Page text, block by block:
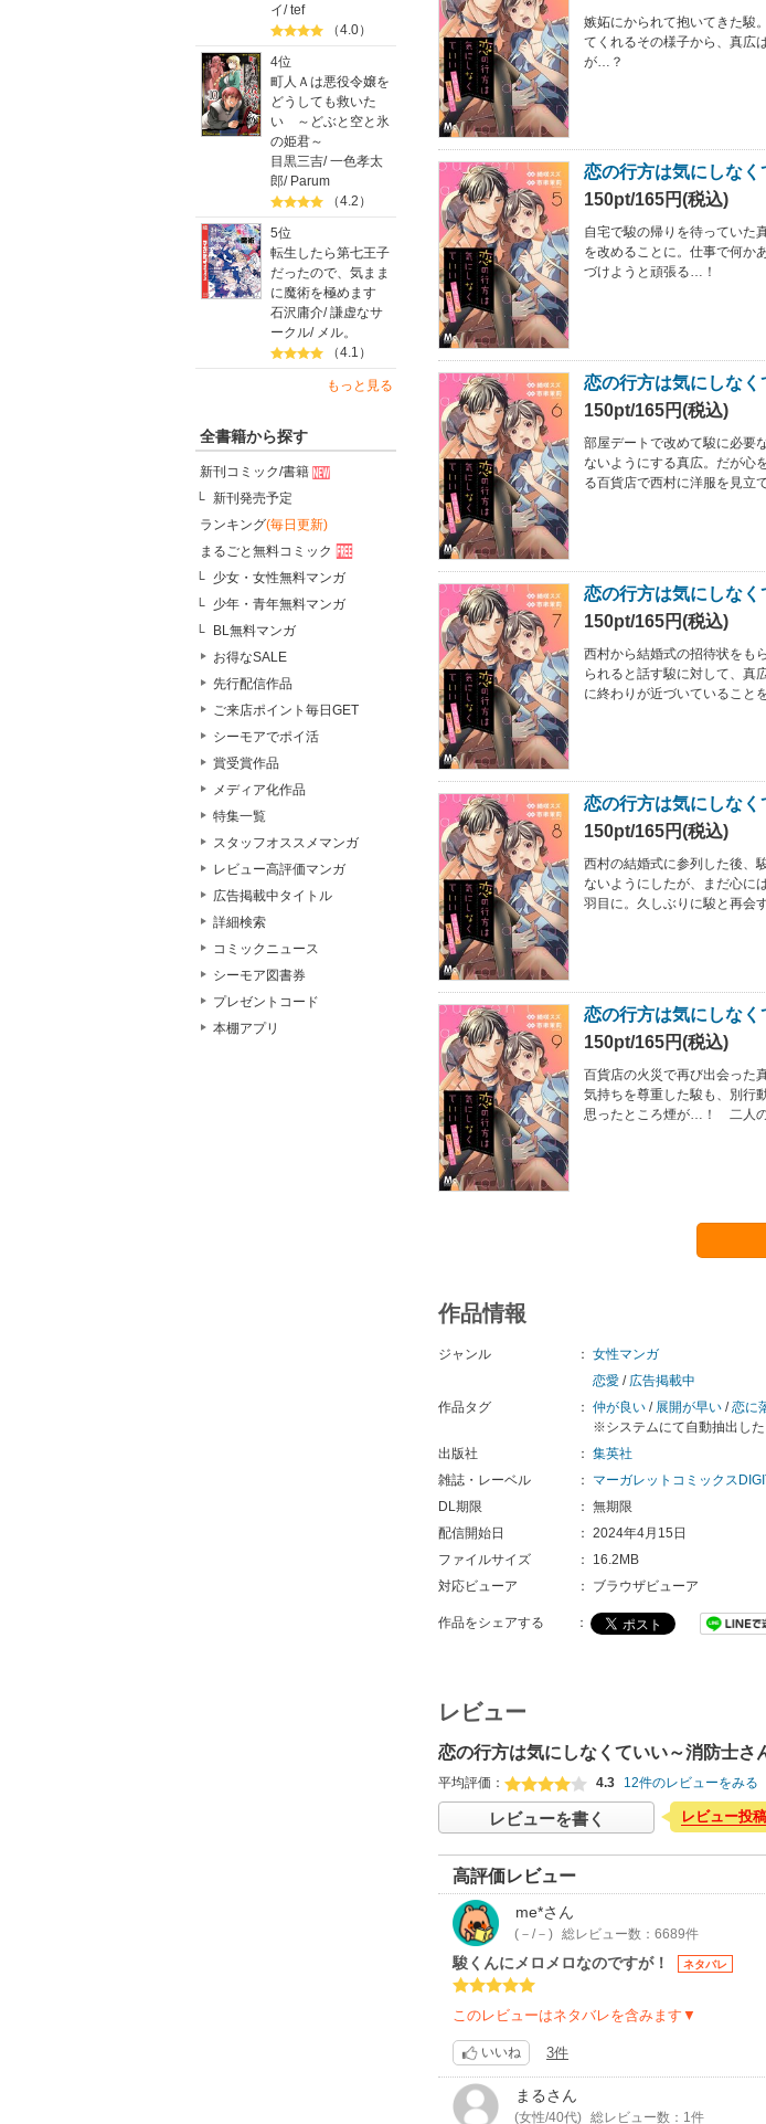
イ/tef
（4.0）
4位
町人Ａは悪役令嬢を
どうしても救いた
い ～どぶと空と氷
の姫君～
目黒三吉/一色孝太
郎/ Parum
（4.2）
5位
転生したら第七王子
だったので、気まま
に魔術を極めます
石沢庸介/謙虚なサ
ークル/ メル。
（4.1）
もっと見る
全書籍から探す
新刊コミック/書籍
新刊発売予定
ランキング(毎日更新)
まるごと無料コミック
少女・女性無料マンガ
少年・青年無料マンガ
BL無料マンガ
お得なSALE
先行配信作品
ご来店ポイント毎日GET
シーモアでポイ活
賞受賞作品
メディア化作品
特集一覧
スタッフオススメマンガ
レビュー高評価マンガ
広告掲載中タイトル
詳細検索
コミックニュース
シーモア図書券
プレゼントコード
本棚アプリ
嫉妬にかられて抱いてきた駿
てくれるその様子から、真広
が…？
恋の行方は気にしな
150pt/165円(税込)
自宅で駿の帰りを待っていた
を改めることに。仕事で何か
づけようと頑張る…！
恋の行方は気にしな
150pt/165円(税込)
部屋デートで改めて駿に必要
ないようにする真広。だが心
る百貨店で西村に洋服を見立
恋の行方は気にしな
150pt/165円(税込)
西村から結婚式の招待状をも
られると話す駿に対して、真
に終わりが近づいていること
恋の行方は気にしな
150pt/165円(税込)
西村の結婚式に参列した後、
ないようにしたが、まだ心に
羽目に。久しぶりに駿と再会
恋の行方は気にしな
150pt/165円(税込)
百貨店の火災で再び出会った
気持ちを尊重した駿も、別行
思ったところ煙が…！ 二人
作品情報
ジャンル ： 女性マンガ
恋愛 / 広告掲載中
作品タグ
： 仲が良い / 展開が早い /恋に
※システムにて自動抽出し
出版社
： 集英社
雑誌・レーベル
： マーガレットコミックス
DL期限
： 無期限
配信開始日
： 2024年4月15日
ファイルサイズ
：
16.2MB
対応ビューア
： ブラウザビューア
作品をシェアする ：
レビュー
恋の行方は気にしなくていい～消防士さ
平均評価： 4.3 12件のレビューをみる
レビューを書く レビュー投
高評価レビュー
me*さん
(－/－) 総レビュー数：6689件
駿くんにメロメロなのですが！ ネタバレ
このレビューはネタバレを含みます▼
いいね 3件
まる さん
(女性/40代) 総レビュー数：1件